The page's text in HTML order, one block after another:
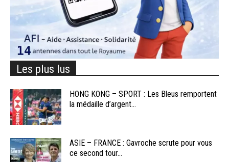
Les plus lus
HONG KONG – SPORT : Les Bleus remportent
la médaille d’argent...
ASIE – FRANCE : Gavroche scrute pour vous
ce second tour...